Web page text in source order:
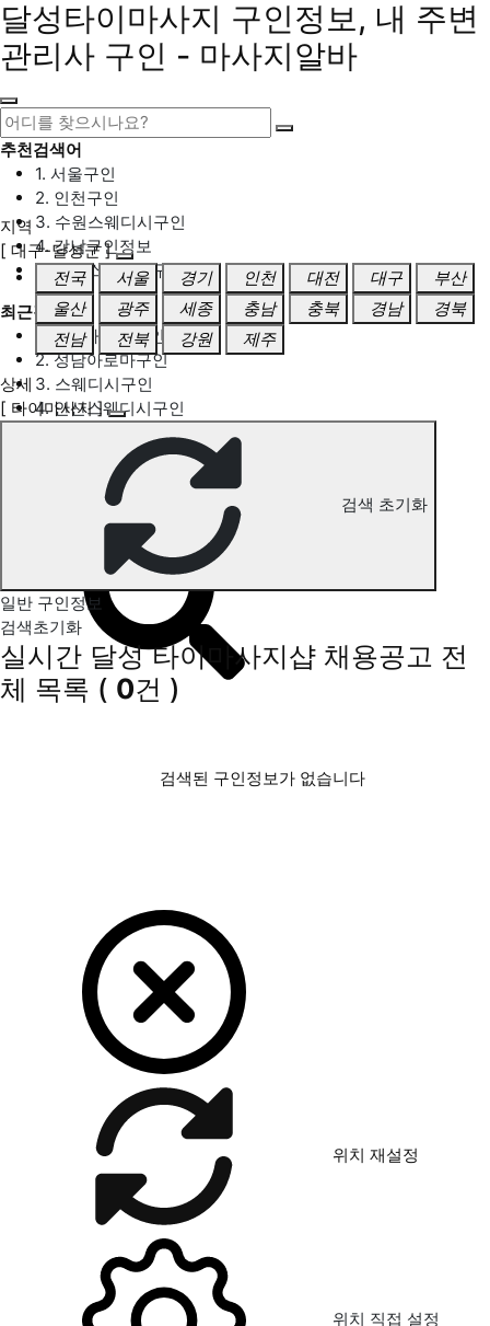
달성타이마사지 구인정보, 내 주변
관리사 구인 - 마사지알바
추천검색어
1. 서울구인
2. 인천구인
3. 수원스웨디시구인
4. 강남구인정보
5. 동탄스웨디시구인
최근검색어
1. 일산마사지구인
2. 성남아로마구인
3. 스웨디시구인
4. 안산스웨디시구인
달성 타이마사지 구인정보
지역
[ 대구-달성군 ]
전국
서울 경기 인천 대전 대구
부산
울산
광주 세종 충남 충북 경남
경북
전남
전북 강원 제주
상세
[ 타이마사지 ]
검색 초기화
일반 구인정보
검색초기화
실시간 달성 타이마사지샵 채용공고 전
체 목록 ( 0건 )
검색된 구인정보가 없습니다
위치 재설정
위치 직접 설정